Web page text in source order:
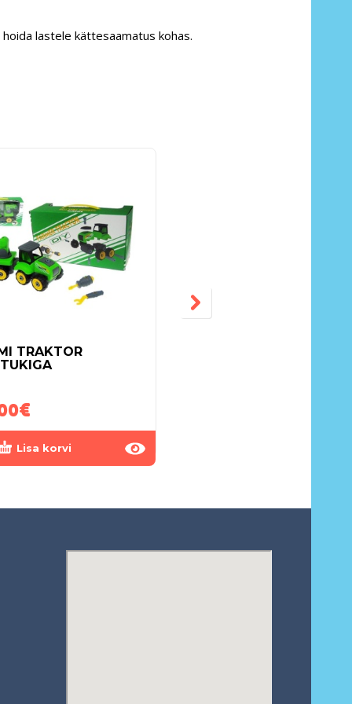
lastele kättesaamatus kohas.
TRAKTOR
€
Lisa korvi